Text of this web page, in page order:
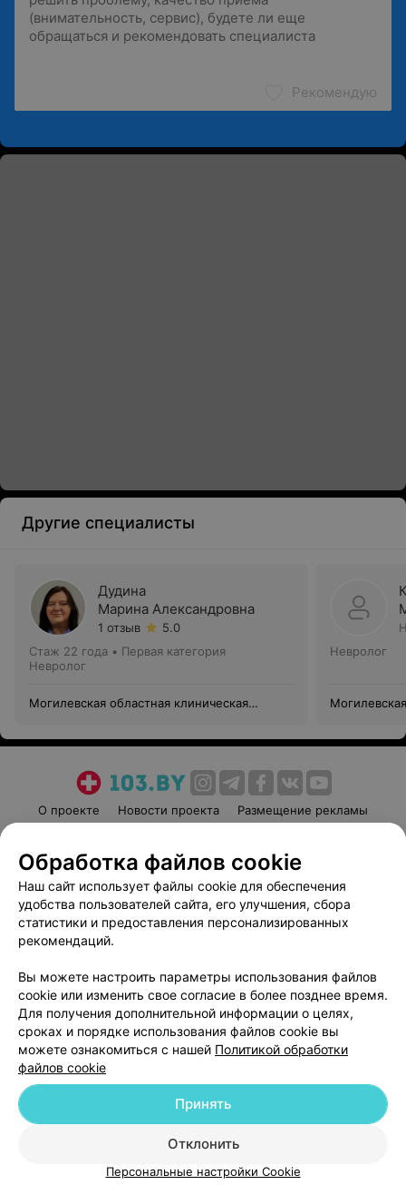
Рекомендую
Другие специалисты
Дудина
Марина Александровна
1 отзыв
5.0
Стаж 22 года • Первая категория
Невролог
Могилевская областная клиническая
Невролог
О проекте Новости проекта
Размещение рекламы
Пользовательское соглашение
Способы оплаты
Вакансии
Партнеры
Написать руководителю 103.by
Обработка персональных данных
© 2026 ООО «Артокс Лаб», УНП 191700409
| 220012, Республика Беларусь,
Служба поддержки +375 291212755
Обработка файлов cookie
Наш сайт использует файлы cookie для обеспечения
удобства пользователей сайта, его улучшения, сбора
статистики и предоставления персонализированных
рекомендаций.
Вы можете настроить параметры использования файлов
cookie или изменить свое согласие в более позднее время.
Для получения дополнительной информации о целях,
сроках и порядке использования файлов cookie вы
можете ознакомиться с нашей Политикой обработки
файлов cookie
Отклонить
Принять
Персональные настройки Cookie